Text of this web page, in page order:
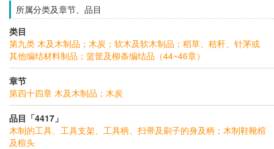
所属分类及章节、品目
类目
第九类 木及木制品；木炭；软木及软木制品；稻草、秸秆、针茅或
其他编结材料制品；篮筐及柳条编结品（44~46章）
章节
第四十四章 木及木制品；木炭
品目「4417」
木制的工具、工具支架、工具柄、扫帚及刷子的身及柄；木制鞋靴楦
及楦头